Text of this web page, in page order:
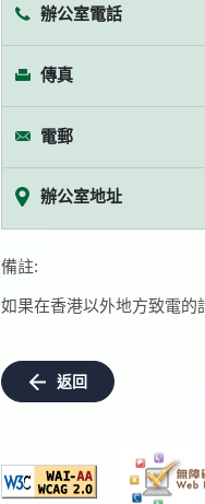
辦公室電話
傳真
電郵
辦公室地址
備註:
如果在香港以外地方致電的
返回